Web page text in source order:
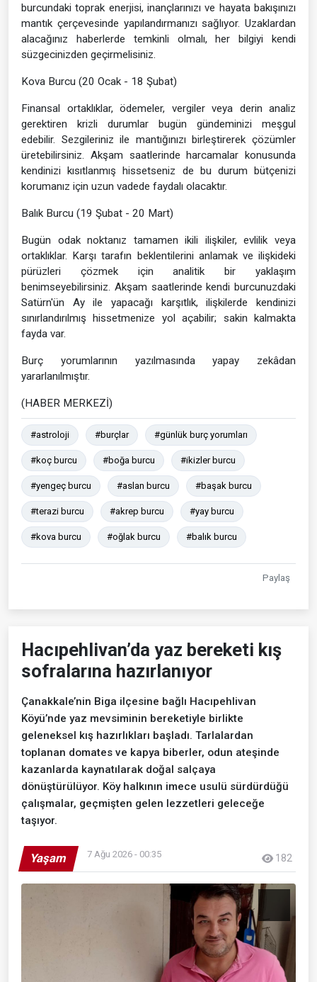
burcundaki toprak enerjisi, inançlarınızı ve hayata bakışınızı
mantık çerçevesinde yapılandırmanızı sağlıyor. Uzaklardan
alacağınız haberlerde temkinli olmalı, her bilgiyi kendi
süzgecinizden geçirmelisiniz.
Kova Burcu (20 Ocak - 18 Şubat)
Finansal ortaklıklar, ödemeler, vergiler veya derin analiz
gerektiren krizli durumlar bugün gündeminizi meşgul
edebilir. Sezgileriniz ile mantığınızı birleştirerek çözümler
üretebilirsiniz. Akşam saatlerinde harcamalar konusunda
kendinizi kısıtlanmış hissetseniz de bu durum bütçenizi
korumanız için uzun vadede faydalı olacaktır.
Balık Burcu (19 Şubat - 20 Mart)
Bugün odak noktanız tamamen ikili ilişkiler, evlilik veya
ortaklıklar. Karşı tarafın beklentilerini anlamak ve ilişkideki
pürüzleri çözmek için analitik bir yaklaşım
benimseyebilirsiniz. Akşam saatlerinde kendi burcunuzdaki
Satürn'ün Ay ile yapacağı karşıtlık, ilişkilerde kendinizi
sınırlandırılmış hissetmenize yol açabilir; sakin kalmakta
fayda var.
Burç yorumlarının yazılmasında yapay zekâdan
yararlanılmıştır.
(HABER MERKEZİ)
#astroloji #burçlar #günlük burç yorumları
#koç burcu #boğa burcu #ikizler burcu
#yengeç burcu #aslan burcu #başak burcu
#terazi burcu #akrep burcu #yay burcu
#kova burcu #oğlak burcu #balık burcu
Paylaş
Hacıpehlivan’da yaz bereketi kış
sofralarına hazırlanıyor
Çanakkale’nin Biga ilçesine bağlı Hacıpehlivan
Köyü’nde yaz mevsiminin bereketiyle birlikte
geleneksel kış hazırlıkları başladı. Tarlalardan
toplanan domates ve kapya biberler, odun ateşinde
kazanlarda kaynatılarak doğal salçaya
dönüştürülüyor. Köy halkının imece usulü sürdürdüğü
çalışmalar, geçmişten gelen lezzetleri geleceğe
taşıyor.
Yaşam 7 Ağu 2026 - 00:35 182